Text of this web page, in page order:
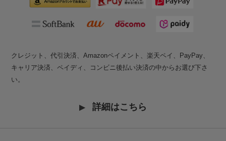
クレジット、代引決済、Amazonペイメント、楽天ペイ、PayPay、
キャリア決済、ペイディ、コンビニ後払い決済の中からお選び下さ
い。
詳細はこちら